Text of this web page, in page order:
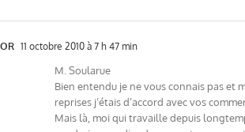
OR 11 octobre 2010 à 7 h 47 min
M. Soularue
Bien entendu je ne vous connais pas et
reprises j’étais d’accord avec vos
Mais là, moi qui travaille depuis